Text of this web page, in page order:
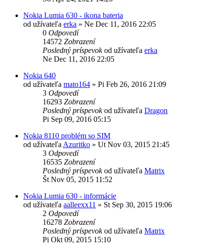
Nokia Lumia 630 - ikona bateria
od užívateľa erka » Ne Dec 11, 2016 22:05
0 Odpovedí
14572 Zobrazení
Posledný príspevokod užívateľa erka
Ne Dec 11, 2016 22:05
Nokia 640
od užívateľa mato164 » Pi Feb 26, 2016 21:09
3 Odpovedí
16293 Zobrazení
Posledný príspevokod užívateľa Dragon
Pi Sep 09, 2016 05:15
Nokia 8110 problém so SIM
od užívateľa Azuritko » Ut Nov 03, 2015 21:45
3 Odpovedí
16535 Zobrazení
Posledný príspevokod užívateľa Matrix
Št Nov 05, 2015 11:52
Nokia Lumia 630 - informácie
od užívateľa aalleexx11 » St Sep 30, 2015 19:06
2 Odpovedí
16278 Zobrazení
Posledný príspevokod užívateľa Matrix
Pi Okt 09, 2015 15:10